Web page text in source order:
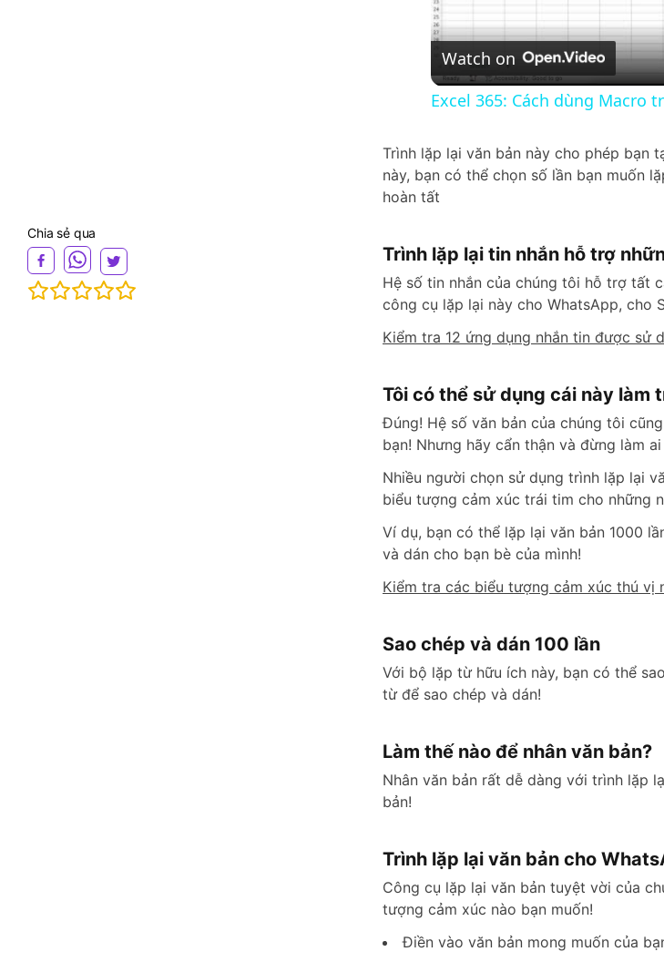
Chia sẻ qua
Watch on
Excel 365: Cách dùng Macro
Trình lặp lại văn bản này cho phép bạn
này, bạn có thể chọn số lần bạn muốn
hoàn tất
Trình lặp lại tin nhắn hỗ trợ
Hệ số tin nhắn của chúng tôi hỗ trợ tất
công cụ lặp lại này cho WhatsApp, cho
Kiểm tra 12 ứng dụng nhắn tin được sử
Tôi có thể sử dụng cái này
Đúng! Hệ số văn bản của chúng tôi
bạn! Nhưng hãy cẩn thận và đừng làm
Nhiều người chọn sử dụng trình lặp lại
biểu tượng cảm xúc trái tim cho những
Ví dụ, bạn có thể lặp lại văn bản 1000
và dán cho bạn bè của mình!
Kiểm tra các biểu tượng cảm xúc thú vị
Sao chép và dán 100 lần
Với bộ lặp từ hữu ích này, bạn có thể
từ để sao chép và dán!
Làm thế nào để nhân văn bản?
Nhân văn bản rất dễ dàng với trình lặp
bản!
Trình lặp lại văn bản cho
Công cụ lặp lại văn bản tuyệt vời của
tượng cảm xúc nào bạn muốn!
Điền vào văn bản mong muốn của